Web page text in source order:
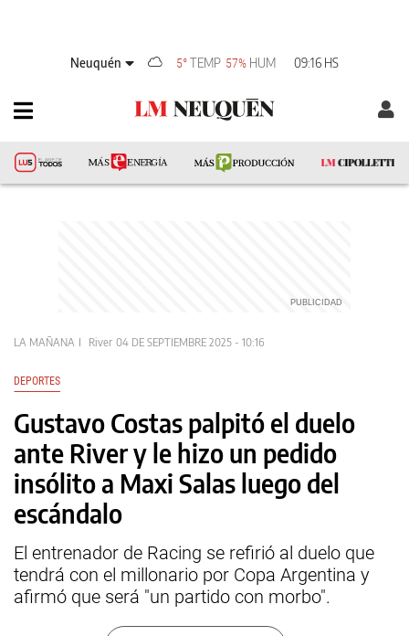
Neuquén 5°TEMP 57% HUM 09:16 HS
LA MAÑANA River 04 DE SEPTIEMBRE 2025 - 10:16
DEPORTES
Gustavo Costas palpitó el duelo
ante River y le hizo un pedido
insólito a Maxi Salas luego del
escándalo
El entrenador de Racing se refirió al duelo que
tendrá con el millonario por Copa Argentina y
afirmó que será "un partido con morbo".